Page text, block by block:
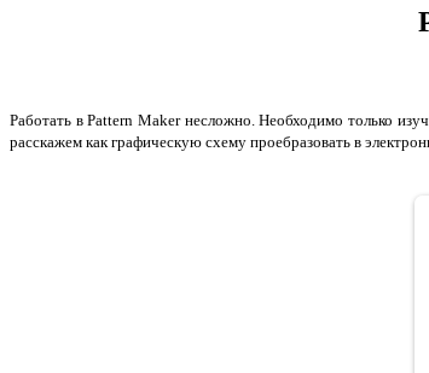
Работать в Pattern Maker несложно. Необходимо только
расскажем как графическую схему проебразовать в